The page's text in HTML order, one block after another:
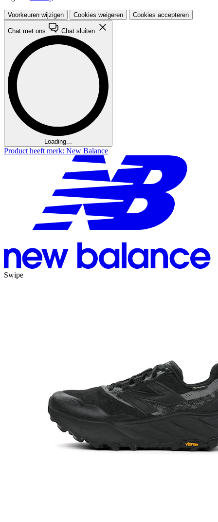
Voorkeuren wijzigen Cookies weigeren Cookies accepteren
Chat met ons Chat sluiten
Loading...
Product heeft merk: New Balance
Swipe